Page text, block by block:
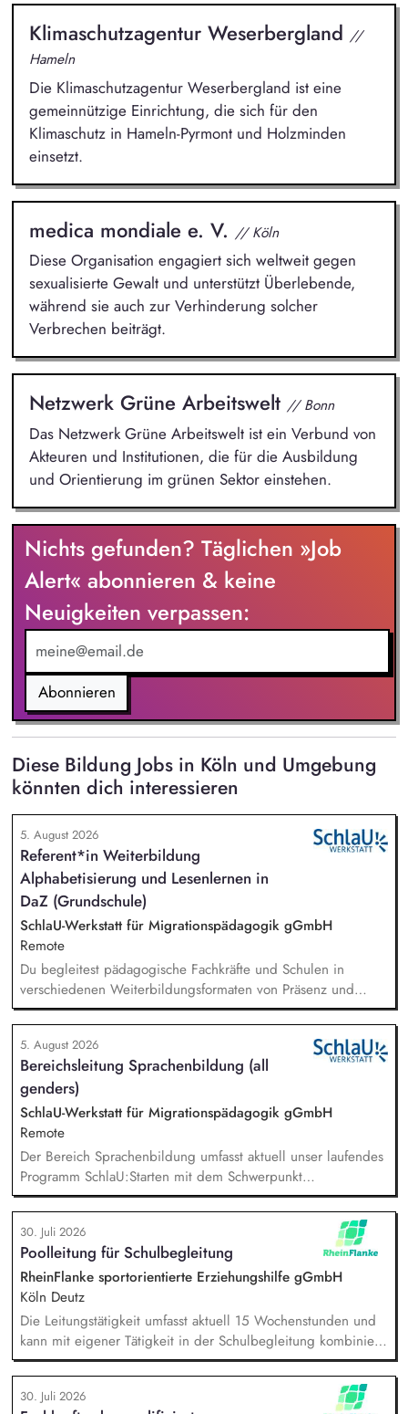
Klimaschutzagentur Weserbergland //
Hameln
Die Klimaschutzagentur Weserbergland ist eine
gemeinnützige Einrichtung, die sich für den
Klimaschutz in Hameln-Pyrmont und Holzminden
einsetzt.
medica mondiale e. V. // Köln
Diese Organisation engagiert sich weltweit gegen
sexualisierte Gewalt und unterstützt Überlebende,
während sie auch zur Verhinderung solcher
Verbrechen beiträgt.
Netzwerk Grüne Arbeitswelt // Bonn
Das Netzwerk Grüne Arbeitswelt ist ein Verbund von
Akteuren und Institutionen, die für die Ausbildung
und Orientierung im grünen Sektor einstehen.
Nichts gefunden? Täglichen »Job
Alert« abonnieren & keine
Neuigkeiten verpassen:
Abonnieren
Diese Bildung Jobs in Köln und Umgebung
könnten dich interessieren
5. August 2026
Referent*in Weiterbildung
Alphabetisierung und Lesenlernen in
DaZ (Grundschule)
SchlaU-Werkstatt für Migrationspädagogik gGmbH
Remote
Du begleitest pädagogische Fachkräfte und Schulen in
verschiedenen Weiterbildungsformaten von Präsenz und
Online-Workshops bis hin zu pädogischen Tagen und erstellst
Online-Selbstlernkurse für unsere Plattform schlau-lernen.org.
Die inhaltlichen Schwerpunkte liegen dabei auf den
Bereichen Lesen lernen, Mehrsprachigkeitsbewusstsein und
Alphabetisierung in der Grundschule.
5. August 2026
Bereichsleitung Sprachenbildung (all
genders)
SchlaU-Werkstatt für Migrationspädagogik gGmbH
Remote
Der Bereich Sprachenbildung umfasst aktuell unser laufendes
Programm SchlaU:Starten mit dem Schwerpunkt
"Alphabetisierung in DaZ für die Grundschule" sowie
zukünftig weitere auf Unterrichtsmaterial bezogene Projekte
mit den Schwerpunkten sprachensensibles und
rassismuskritisches Deutschlernen von der Grundschule bis in
die Berufliche Bildung. Der Bereich Sprachenbildung
entwickelt in seinen Projekten dazu zielgruppengerechte und
innovative Unterrichtsmaterialien und begleitet pädagogische
Fachkräfte mit daran angeschlossenen
Weiterbildungsangeboten online wie offline.
30. Juli 2026
Poolleitung für Schulbegleitung
RheinFlanke sportorientierte Erziehungshilfe gGmbH
Köln Deutz
Die Leitungstätigkeit umfasst aktuell 15 Wochenstunden und
kann mit eigener Tätigkeit in der Schulbegleitung kombiniert
werden. Aufgaben: Kapazitätsplanung und Stellenvertretung,
Einarbeitung neuer Mitarbeitenden, Zielvereinbarung und
Entwicklungsgespräche mit Mitarbeitenden, Förderung
30. Juli 2026